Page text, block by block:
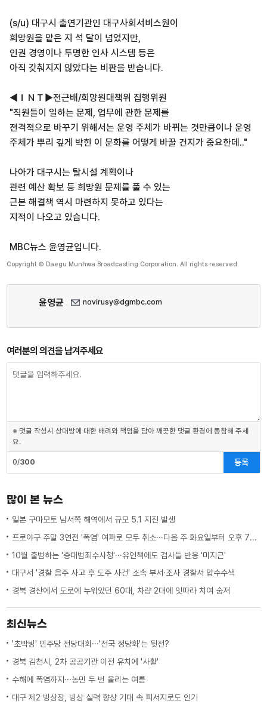
(s/u) 대구시 출연기관인 대구사회서비스원이
희망원을 맡은 지 석 달이 넘었지만,
인권 경영이나 투명한 인사 시스템 등은
아직 갖춰지지 않았다는 비판을 받습니다.
◀ＩＮＴ▶전근배/희망원대책위 집행위원
"직원들이 일하는 문제, 업무에 관한 문제를
전격적으로 바꾸기 위해서는 운영 주체가 바뀌는 것만큼이나 운영
주체가 뿌리 깊게 박힌 이 문화를 어떻게 바꿀 건지가 중요한데.."
나아가 대구시는 탈시설 계획이나
관련 예산 확보 등 희망원 문제를 풀 수 있는
근본 해결책 역시 마련하지 못하고 있다는
지적이 나오고 있습니다.
MBC뉴스 윤영균입니다.
Copyright © Daegu Munhwa Broadcasting Corporation. All rights reserved.
윤영균 novirusy@dgmbc.com
여러분의 의견을 남겨주세요
※ 댓글 작성시 상대방에 대한 배려와 책임을 담아 깨끗한 댓글 환경에 동참해 주세
요.
0/300 등록
많이 본 뉴스
일본 구마모토 남서쪽 해역에서 규모 5.1 지진 발생
프로야구 주말 3연전 '폭염' 여파로 모두 취소···다음 주 화요일부터 오후 7시 시작
10월 출범하는 '중대범죄수사청'···유인책에도 검사들 반응 '미지근'
대구서 '경찰 음주 사고 후 도주 사건' 소속 부서·조사 경찰서 압수수색
경북 경산에서 도로에 누워있던 60대, 차량 2대에 잇따라 치여 숨져
최신뉴스
'초박빙' 민주당 전당대회···'전국 정당화'는 뒷전?
경북 김천시, 2차 공공기관 이전 유치에 '사활'
수해에 폭염까지···농민 두 번 울리는 여름
대구 제2 빙상장, 빙상 실력 향상 기대 속 피서지로도 인기